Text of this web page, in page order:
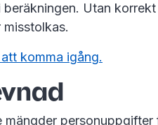
Utan
komma igång.
mängder personuppgifter